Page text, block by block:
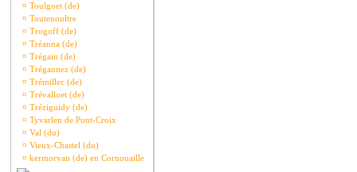
¤ Toulgoet (de)
¤ Toutenoultre
¤ Trogoff (de)
¤ Tréanna (de)
¤ Trégain (de)
¤ Trégannez (de)
¤ Trémillec (de)
¤ Trévalloet (de)
¤ Tréziguidy (de)
¤ Tyvarlen de Pont-Croix
¤ Val (du)
¤ Vieux-Chastel (du)
¤ kermorvan (de) en Cornouaille